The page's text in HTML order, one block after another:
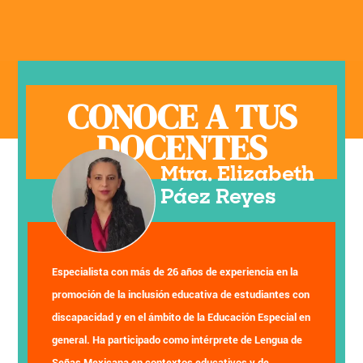
CONOCE A TUS
DOCENTES
Mtra. Elizabeth
Páez Reyes
Especialista con más de 26 años de experiencia en la
promoción de la inclusión educativa de estudiantes con
discapacidad y en el ámbito de la Educación Especial en
general. Ha participado como intérprete de Lengua de